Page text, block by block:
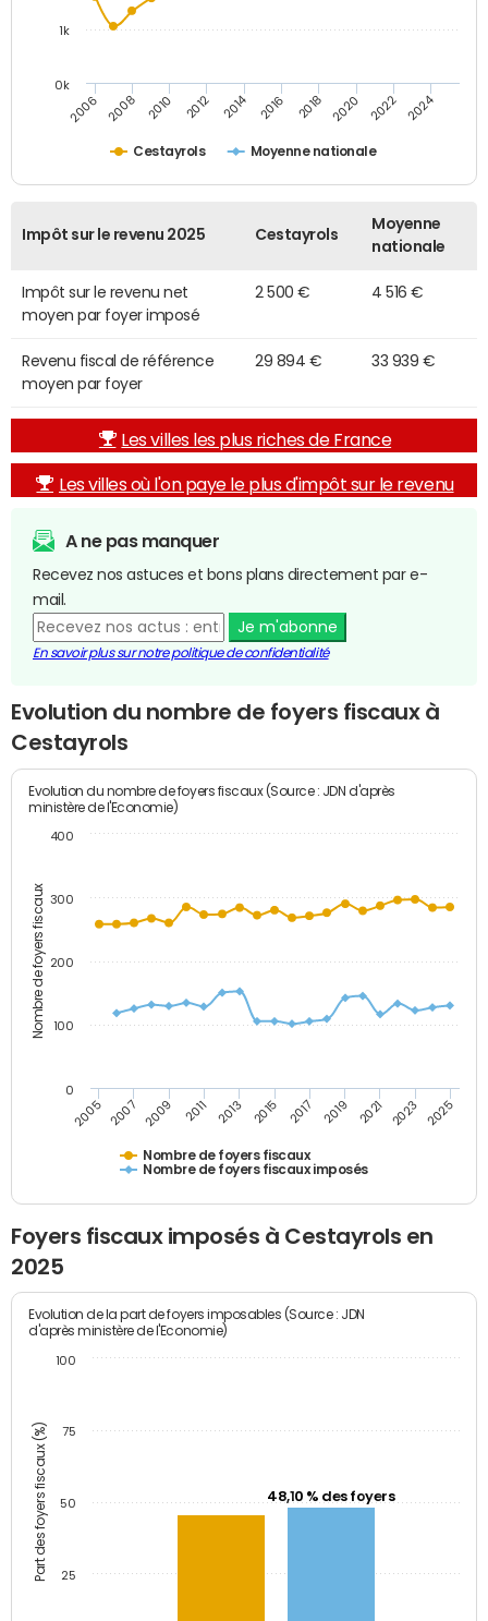
Cestayrols Moyenne nationale
2006 2008 2010 2012 2014 2016 2018 2020 2022 2024
0k
1k
Impôt sur le revenu 2025 Cestayrols
Moyenne
nationale
Impôt sur le revenu net
moyen par foyer imposé
2 500 € 4 516 €
Revenu fiscal de référence
moyen par foyer
29 894 € 33 939 €
Les villes les plus riches de France
Les villes où l'on paye le plus d'impôt sur le revenu
A ne pas manquer
Recevez nos astuces et bons plans directement par e-
mail.
Je m'abonne
En savoir plus sur notre politique de confidentialité
Evolution du nombre de foyers fiscaux à
Cestayrols
Nombre de foyers fiscaux
Evolution du nombre de foyers fiscaux (Source : JDN d'après
ministère de l'Economie)
Nombre de foyers fiscaux
Nombre de foyers fiscaux imposés
2005 2007 2009 2011 2013 2015 2017 2019 2021 2023 2025
0
100
200
300
400
Foyers fiscaux imposés à Cestayrols en
2025
Part des foyers fiscaux (%)
Evolution de la part de foyers imposables (Source : JDN
d'après ministère de l'Economie)
48,10 % des foyers
25
50
75
100